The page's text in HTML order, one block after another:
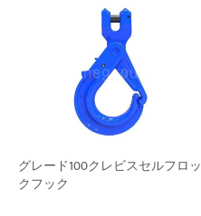
グレード100クレビスセルフロッ
クフック